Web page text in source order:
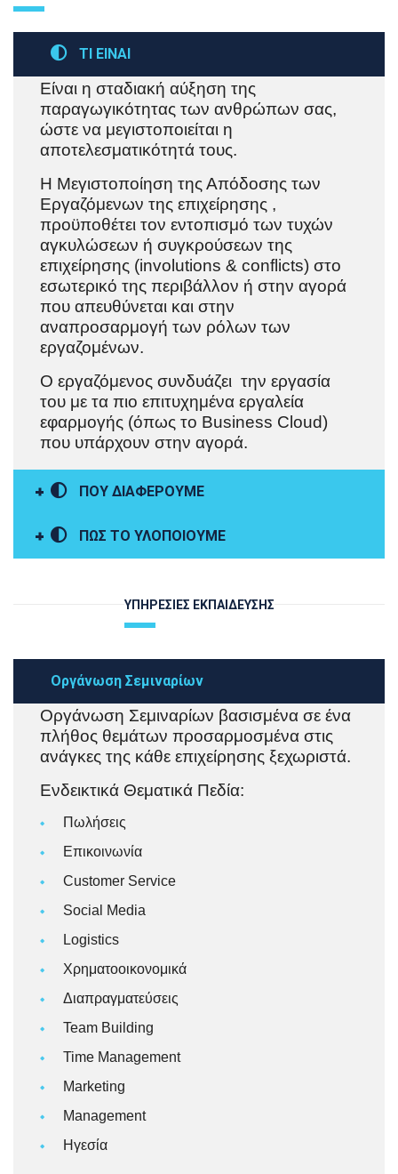
ΤΙ ΕΙΝΑΙ
Είναι η σταδιακή αύξηση της
παραγωγικότητας των ανθρώπων σας,
ώστε να μεγιστοποιείται η
αποτελεσματικότητά τους.
Η Μεγιστοποίηση της Απόδοσης των
Εργαζόμενων της επιχείρησης ,
προϋποθέτει τον εντοπισμό των τυχών
αγκυλώσεων ή συγκρούσεων της
επιχείρησης (involutions & conflicts) στο
εσωτερικό της περιβάλλον ή στην αγορά
που απευθύνεται και στην
αναπροσαρμογή των ρόλων των
εργαζομένων.
Ο εργαζόμενος συνδυάζει την εργασία
του με τα πιο επιτυχημένα εργαλεία
εφαρμογής (όπως το Business Cloud)
που υπάρχουν στην αγορά.
ΠΟΥ ΔΙΑΦΕΡΟΥΜΕ
ΠΩΣ ΤΟ ΥΛΟΠΟΙΟΥΜΕ
ΥΠΗΡΕΣΙΕΣ ΕΚΠΑΙΔΕΥΣΗΣ
Οργάνωση Σεμιναρίων
Οργάνωση Σεμιναρίων βασισμένα σε ένα
πλήθος θεμάτων προσαρμοσμένα στις
ανάγκες της κάθε επιχείρησης ξεχωριστά.
Ενδεικτικά Θεματικά Πεδία:
Πωλήσεις
Επικοινωνία
Customer Service
Social Media
Logistics
Χρηματοοικονομικά
Διαπραγματεύσεις
Team Building
Time Management
Marketing
Management
Ηγεσία